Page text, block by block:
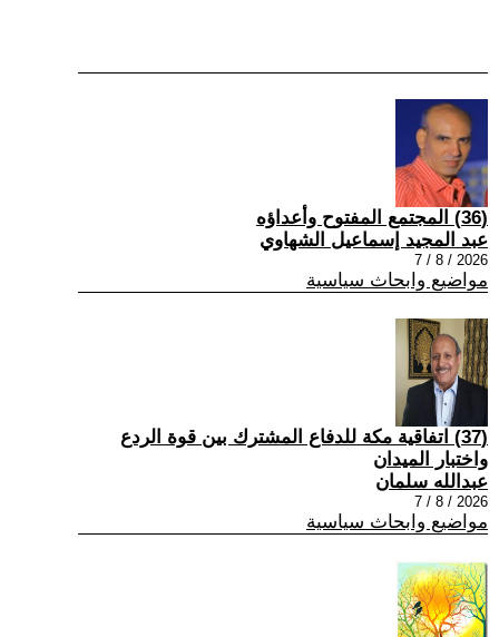
(36) المجتمع المفتوح وأعداؤه
عبد المجيد إسماعيل الشهاوي
2026 / 8 / 7
مواضيع وابحاث سياسية
(37) اتفاقية مكة للدفاع المشترك بين قوة الردع
واختبار الميدان
عبدالله سلمان
2026 / 8 / 7
مواضيع وابحاث سياسية